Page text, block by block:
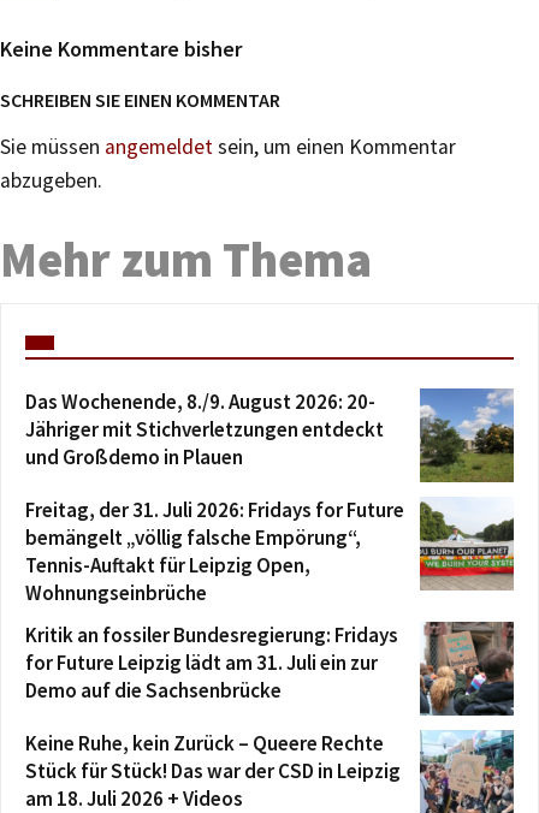
Keine Kommentare bisher
SCHREIBEN SIE EINEN KOMMENTAR
Sie müssen angemeldetsein, um einen Kommentar
abzugeben.
Mehr zum Thema
Das Wochenende, 8./9. August 2026: 20-
Jähriger mit Stichverletzungen entdeckt
und Großdemo in Plauen
Freitag, der 31. Juli 2026: Fridays for Future
bemängelt „völlig falsche Empörung“,
Tennis-Auftakt für Leipzig Open,
Wohnungseinbrüche
Kritik an fossiler Bundesregierung: Fridays
for Future Leipzig lädt am 31. Juli ein zur
Demo auf die Sachsenbrücke
Keine Ruhe, kein Zurück – Queere Rechte
Stück für Stück! Das war der CSD in Leipzig
am 18. Juli 2026 + Videos